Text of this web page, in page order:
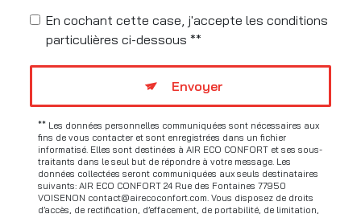
En cochant cette case, j'accepte les conditions
particulières ci-dessous **
Envoyer
** Les données personnelles communiquées sont nécessaires aux
fins de vous contacter et sont enregistrées dans un fichier
informatisé. Elles sont destinées à AIR ECO CONFORT et ses sous-
traitants dans le seul but de répondre à votre message. Les
données collectées seront communiquées aux seuls destinataires
suivants: AIR ECO CONFORT 24 Rue des Fontaines 77950
VOISENON contact@airecoconfort.com. Vous disposez de droits
d’accès, de rectification, d’effacement, de portabilité, de limitation,